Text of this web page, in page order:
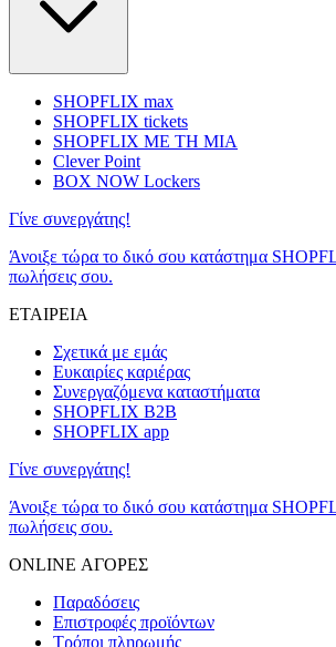
SHOPFLIX max
SHOPFLIX tickets
SHOPFLIX ΜΕ ΤΗ ΜΙΑ
Clever Point
BOX NOW Lockers
Γίνε συνεργάτης!
Άνοιξε τώρα το δικό σου κατάστημα
πωλήσεις σου.
ΕΤΑΙΡΕΙΑ
Σχετικά με εμάς
Ευκαιρίες καριέρας
Συνεργαζόμενα καταστήματα
SHOPFLIX B2B
SHOPFLIX app
Γίνε συνεργάτης!
Άνοιξε τώρα το δικό σου κατάστημα
πωλήσεις σου.
ONLINE ΑΓΟΡΕΣ
Παραδόσεις
Επιστροφές προϊόντων
Τρόποι πληρωμής